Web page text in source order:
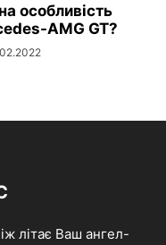
особливість
AMG GT?
літає Ваш ангел-